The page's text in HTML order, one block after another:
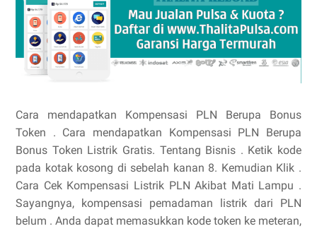
Cara mendapatkan Kompensasi PLN Berupa Bonus
Token . Cara mendapatkan Kompensasi PLN Berupa
Bonus Token Listrik Gratis. Tentang Bisnis . Ketik kode
pada kotak kosong di sebelah kanan 8. Kemudian Klik .
Cara Cek Kompensasi Listrik PLN Akibat Mati Lampu .
Sayangnya, kompensasi pemadaman listrik dari PLN
belum . Anda dapat memasukkan kode token ke meteran,